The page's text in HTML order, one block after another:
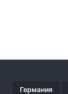
Германия